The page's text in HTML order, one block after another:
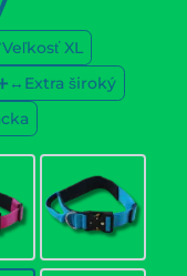
XL
široký